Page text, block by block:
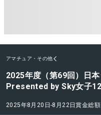
アマチュア・その他
2025年度（第69回）日
Presented by Sky女子
2025年8月20日-8月22日賞金総額